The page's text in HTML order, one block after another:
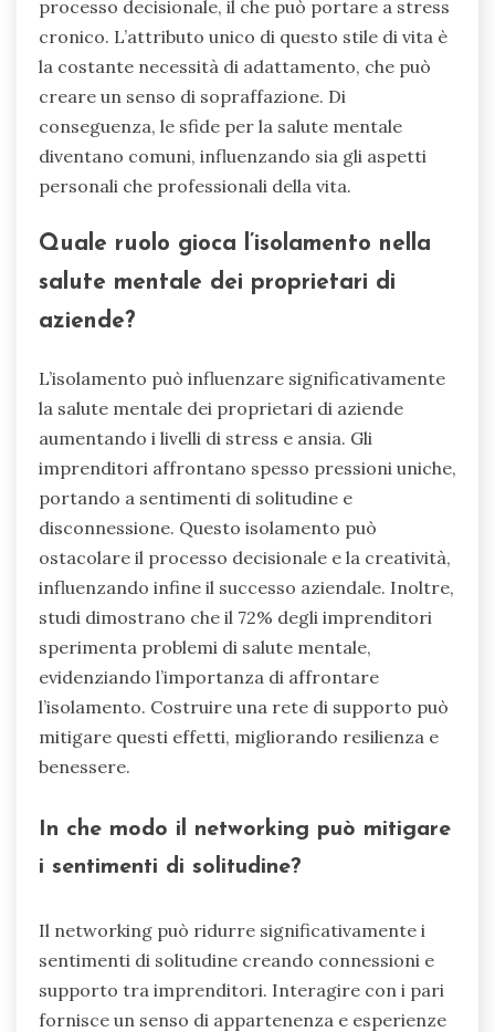
processo decisionale, il che può portare a stress
cronico. L’attributo unico di questo stile di vita è
la costante necessità di adattamento, che può
creare un senso di sopraffazione. Di
conseguenza, le sfide per la salute mentale
diventano comuni, influenzando sia gli aspetti
personali che professionali della vita.
Quale ruolo gioca l’isolamento nella
salute mentale dei proprietari di
aziende?
L’isolamento può influenzare significativamente
la salute mentale dei proprietari di aziende
aumentando i livelli di stress e ansia. Gli
imprenditori affrontano spesso pressioni uniche,
portando a sentimenti di solitudine e
disconnessione. Questo isolamento può
ostacolare il processo decisionale e la creatività,
influenzando infine il successo aziendale. Inoltre,
studi dimostrano che il 72% degli imprenditori
sperimenta problemi di salute mentale,
evidenziando l’importanza di affrontare
l’isolamento. Costruire una rete di supporto può
mitigare questi effetti, migliorando resilienza e
benessere.
In che modo il networking può mitigare
i sentimenti di solitudine?
Il networking può ridurre significativamente i
sentimenti di solitudine creando connessioni e
supporto tra imprenditori. Interagire con i pari
fornisce un senso di appartenenza e esperienze